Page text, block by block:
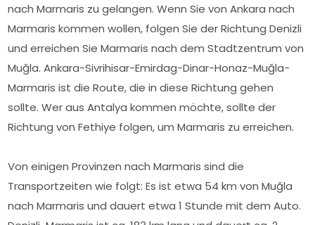
nach Marmaris zu gelangen. Wenn Sie von Ankara nach
Marmaris kommen wollen, folgen Sie der Richtung Denizli
und erreichen Sie Marmaris nach dem Stadtzentrum von
Muğla. Ankara-Sivrihisar-Emirdag-Dinar-Honaz-Muğla-
Marmaris ist die Route, die in diese Richtung gehen
sollte. Wer aus Antalya kommen möchte, sollte der
Richtung von Fethiye folgen, um Marmaris zu erreichen.
Von einigen Provinzen nach Marmaris sind die
Transportzeiten wie folgt: Es ist etwa 54 km von Muğla
nach Marmaris und dauert etwa 1 Stunde mit dem Auto.